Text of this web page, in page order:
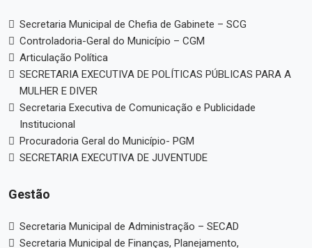
Secretaria Municipal de Chefia de Gabinete – SCG
Controladoria-Geral do Município – CGM
Articulação Política
SECRETARIA EXECUTIVA DE POLÍTICAS PÚBLICAS PARA A
MULHER E DIVER
Secretaria Executiva de Comunicação e Publicidade
Institucional
Procuradoria Geral do Município- PGM
SECRETARIA EXECUTIVA DE JUVENTUDE
Gestão
Secretaria Municipal de Administração – SECAD
Secretaria Municipal de Finanças, Planejamento,